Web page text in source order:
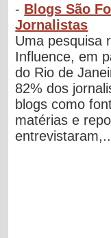
- Blogs São
Jornalistas
Uma pesquisa
Influence, em
do Rio de
82% dos
blogs como
matérias e